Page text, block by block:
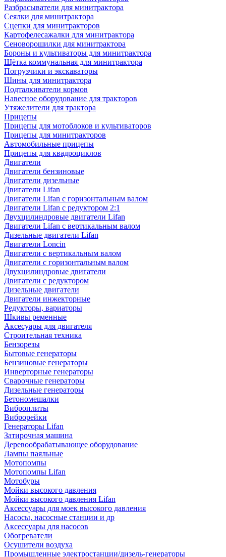
Разбрасыватели для минитрактора
Сеялки для минитрактора
Сцепки для минитракторов
Картофелесажалки для минитрактора
Сеноворошилки для минитрактора
Бороны и культиваторы для минитрактора
Щётка коммунальная для минитрактора
Погрузчики и экскаваторы
Шины для минитрактора
Подталкиватели кормов
Навесное оборудование для тракторов
Утяжелители для трактора
Прицепы
Прицепы для мотоблоков и культиваторов
Прицепы для минитракторов
Автомобильные прицепы
Прицепы для квадроциклов
Двигатели
Двигатели бензиновые
Двигатели дизельные
Двигатели Lifan
Двигатели Lifan с горизонтальным валом
Двигатели Lifan с редуктором 2:1
Двухцилиндровые двигатели Lifan
Двигатели Lifan с вертикальным валом
Дизельные двигатели Lifan
Двигатели Loncin
Двигатели с вертикальным валом
Двигатели с горизонтальным валом
Двухцилиндровые двигатели
Двигатели с редуктором
Дизельные двигатели
Двигатели инжекторные
Редукторы, вариаторы
Шкивы ременные
Аксесуары для двигателя
Строительная техника
Бензорезы
Бытовые генераторы
Бензиновые генераторы
Инверторные генераторы
Сварочные генераторы
Дизельные генераторы
Бетономешалки
Виброплиты
Виброрейки
Генераторы Lifan
Затирочная машина
Деревообрабатывающее оборудование
Лампы паяльные
Мотопомпы
Мотопомпы Lifan
Мотобуры
Мойки высокого давления
Мойки высокого давления Lifan
Аксессуары для моек высокого давления
Насосы, насосные станции и др
Аксессуары для насосов
Обогреватели
Осушители воздуха
Промышленные электростанции/дизель-генераторы